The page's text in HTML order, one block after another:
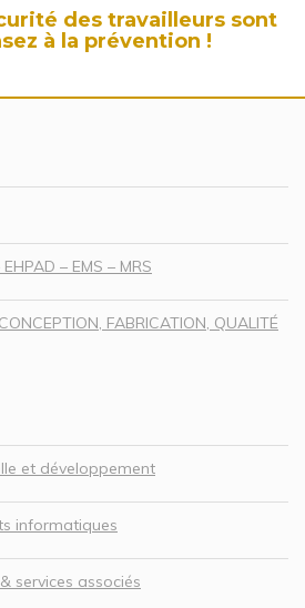
des travailleurs sont
à la prévention !
– EMS – MRS
FABRICATION, QUALITÉ
et développement
informatiques
services associés